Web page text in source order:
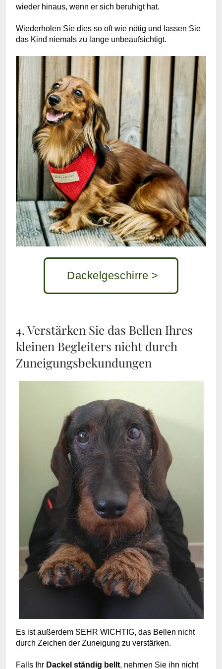
wieder hinaus, wenn er sich beruhigt hat.
Wiederholen Sie dies so oft wie nötig und lassen Sie
das Kind niemals zu lange unbeaufsichtigt.
Dackelgeschirre >
4. Verstärken Sie das Bellen Ihres
kleinen Begleiters nicht durch
Zuneigungsbekundungen
Es ist außerdem SEHR WICHTIG, das Bellen nicht
durch Zeichen der Zuneigung zu verstärken.
Falls Ihr Dackel ständig bellt, nehmen Sie ihn nicht